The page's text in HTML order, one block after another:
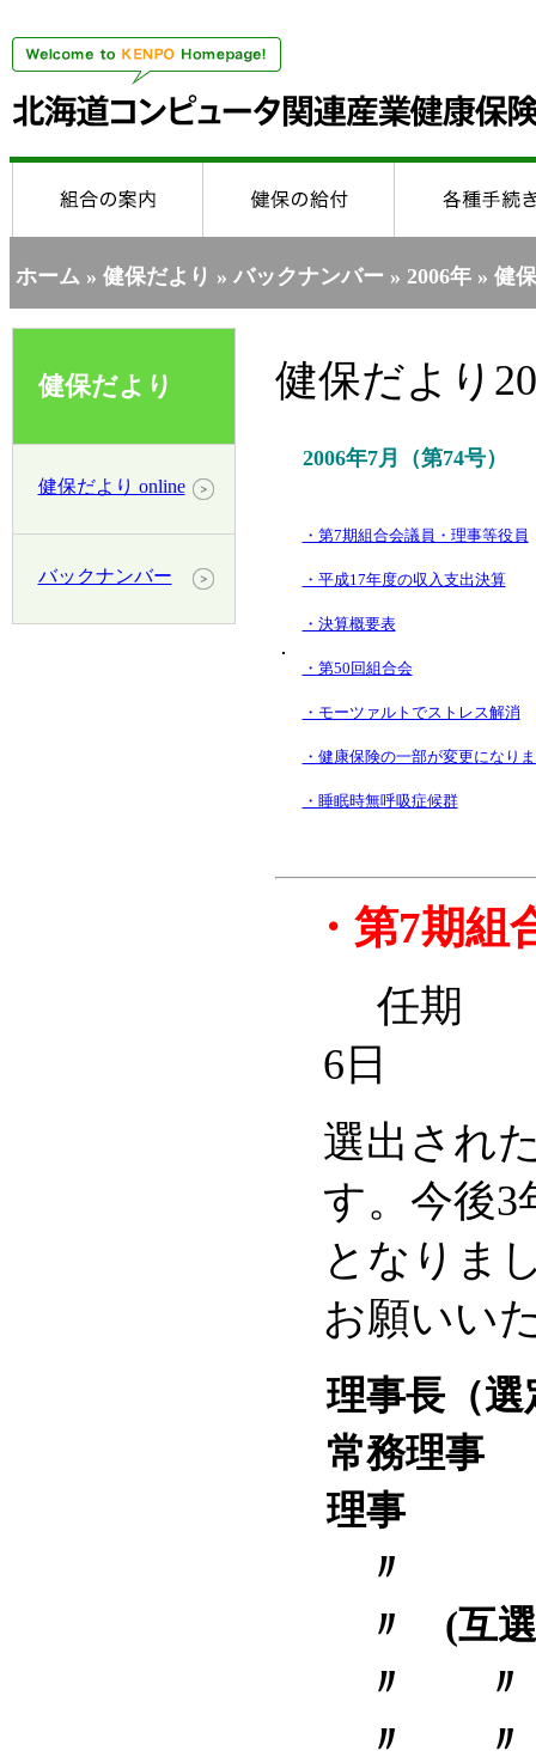
ホーム» 健保だより » バックナンバー » 2006年» 健
健保だより
健保だより online
バックナンバー
健保だより
2006年7月（第74号）
・第7期組合会議員・理事等役員
・平成17年度の収入支出決算
・決算概要表
・第50回組合会
・モーツァルトでストレス解消
・健康保険の一部が変更になり
・睡眠時無呼吸症候群
・ 第7期組
任期
6日
選出され
す。今後3
となりま
お願いい
理事長（選
常務理
理事
〃
〃 (互
〃
〃